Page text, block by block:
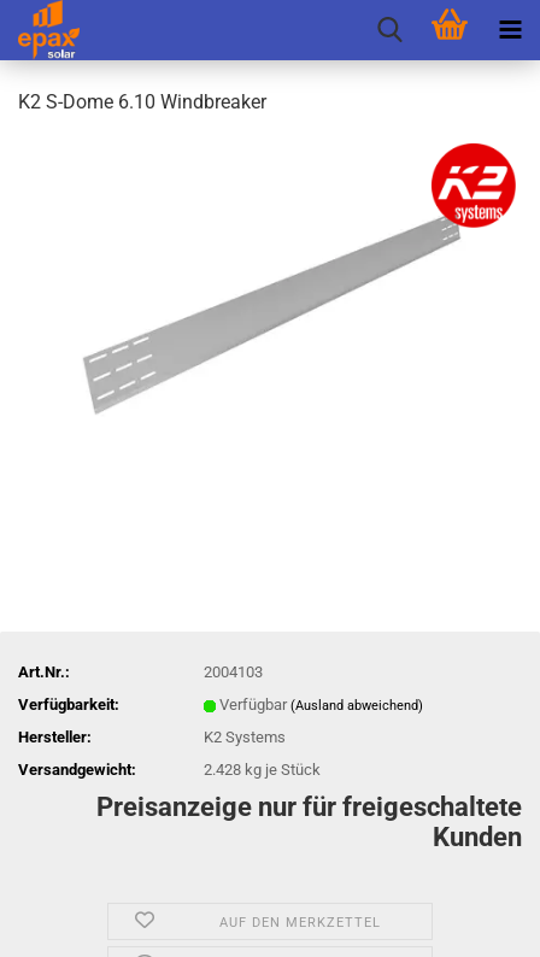
K2 S-​Dome 6.10 Wind­brea­ker
Art.Nr.:
2004103
Verfügbarkeit:
Verfügbar(Ausland abweichend)
Hersteller:
K2 Systems
Versandgewicht:
2.428 kg je Stück
Preisanzeige nur für freigeschaltete
Kunden
AUF DEN MERKZETTEL